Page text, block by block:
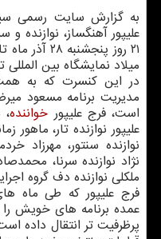
به گزارش سایت رسمی
علیپور آهنگساز،
۲۱ روز پنجشنبه ۲۸ آذر ماه تازه ترین
میلاد نمایشگاه بین المللی
در این كنسرت كه به
مدیریت برنامه مسعود
است، فرج علیپور خواننده،
علیپور نوازنده تار، ماهور
نوازنده سنتور، مهرزاد
نژاد نوازنده سرنا،
ملكلی نوازنده دف گروه
فرج علیپور كه طی ماه
عمده برنامه های خویش
پرظرفیت تر انتقال داده